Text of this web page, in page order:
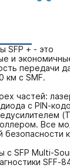
SFP + - это
и
передачи
км с SMF.
частей:
с PIN-
Все
с SFP Multi-
SFF-